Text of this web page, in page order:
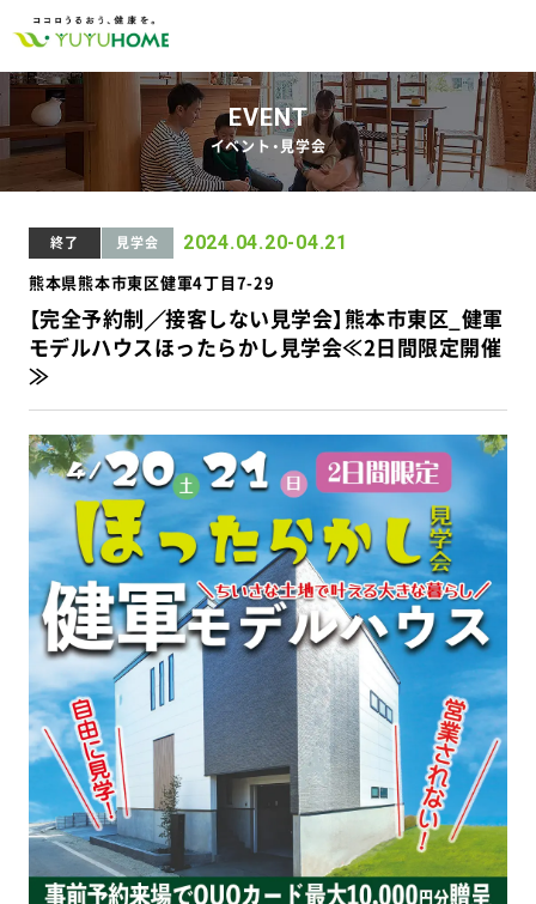
EVENT
イベント・見学会
【完全予約制╱接客しない見学会】熊本市東区_健軍
モデルハウスほったらかし見学会≪2日間限定開催
≫
終了 見学会
2024.04.20-04.21
熊本県熊本市東区健軍4丁目7-29